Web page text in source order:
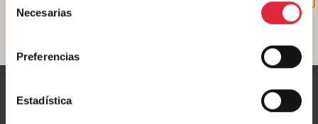
Necesarias
Preferencias
Estadística